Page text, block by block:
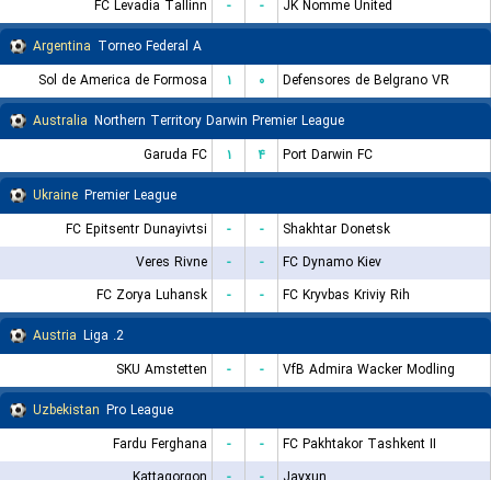
FC Levadia Tallinn
- -
JK Nomme United
Argentina Torneo Federal A
Sol de America de Formosa
۱ ۰
Defensores de Belgrano VR
Australia Northern Territory Darwin Premier League
Garuda FC
۱ ۴
Port Darwin FC
Ukraine Premier League
FC Epitsentr Dunayivtsi
- -
Shakhtar Donetsk
Veres Rivne
- -
FC Dynamo Kiev
FC Zorya Luhansk
- -
FC Kryvbas Kriviy Rih
Austria
2. Liga
SKU Amstetten
- -
VfB Admira Wacker Modling
Uzbekistan Pro League
Fardu Ferghana
- -
FC Pakhtakor Tashkent II